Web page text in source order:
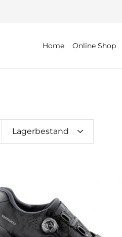
Home Online Shop
Lagerbestand